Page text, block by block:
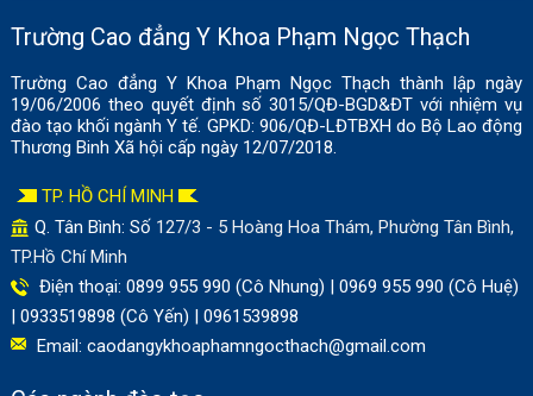
Trường Cao đẳng Y Khoa Phạm Ngọc Thạch
Trường Cao đẳng Y Khoa Phạm Ngọc Thạch thành lập ngày
19/06/2006 theo quyết định số 3015/QĐ-BGD&ĐT với nhiệm vụ
đào tạo khối ngành Y tế. GPKD: 906/QĐ-LĐTBXH do Bộ Lao động
Thương Binh Xã hội cấp ngày 12/07/2018.
TP. HỒ CHÍ MINH
Q. Tân Bình: Số 127/3 - 5 Hoàng Hoa Thám, Phường Tân Bình,
TP.Hồ Chí Minh
Điện thoại: 0899 955 990 (Cô Nhung) | 0969 955 990 (Cô Huệ)
| 0933519898 (Cô Yến) | 0961539898
Email: caodangykhoaphamngocthach@gmail.com